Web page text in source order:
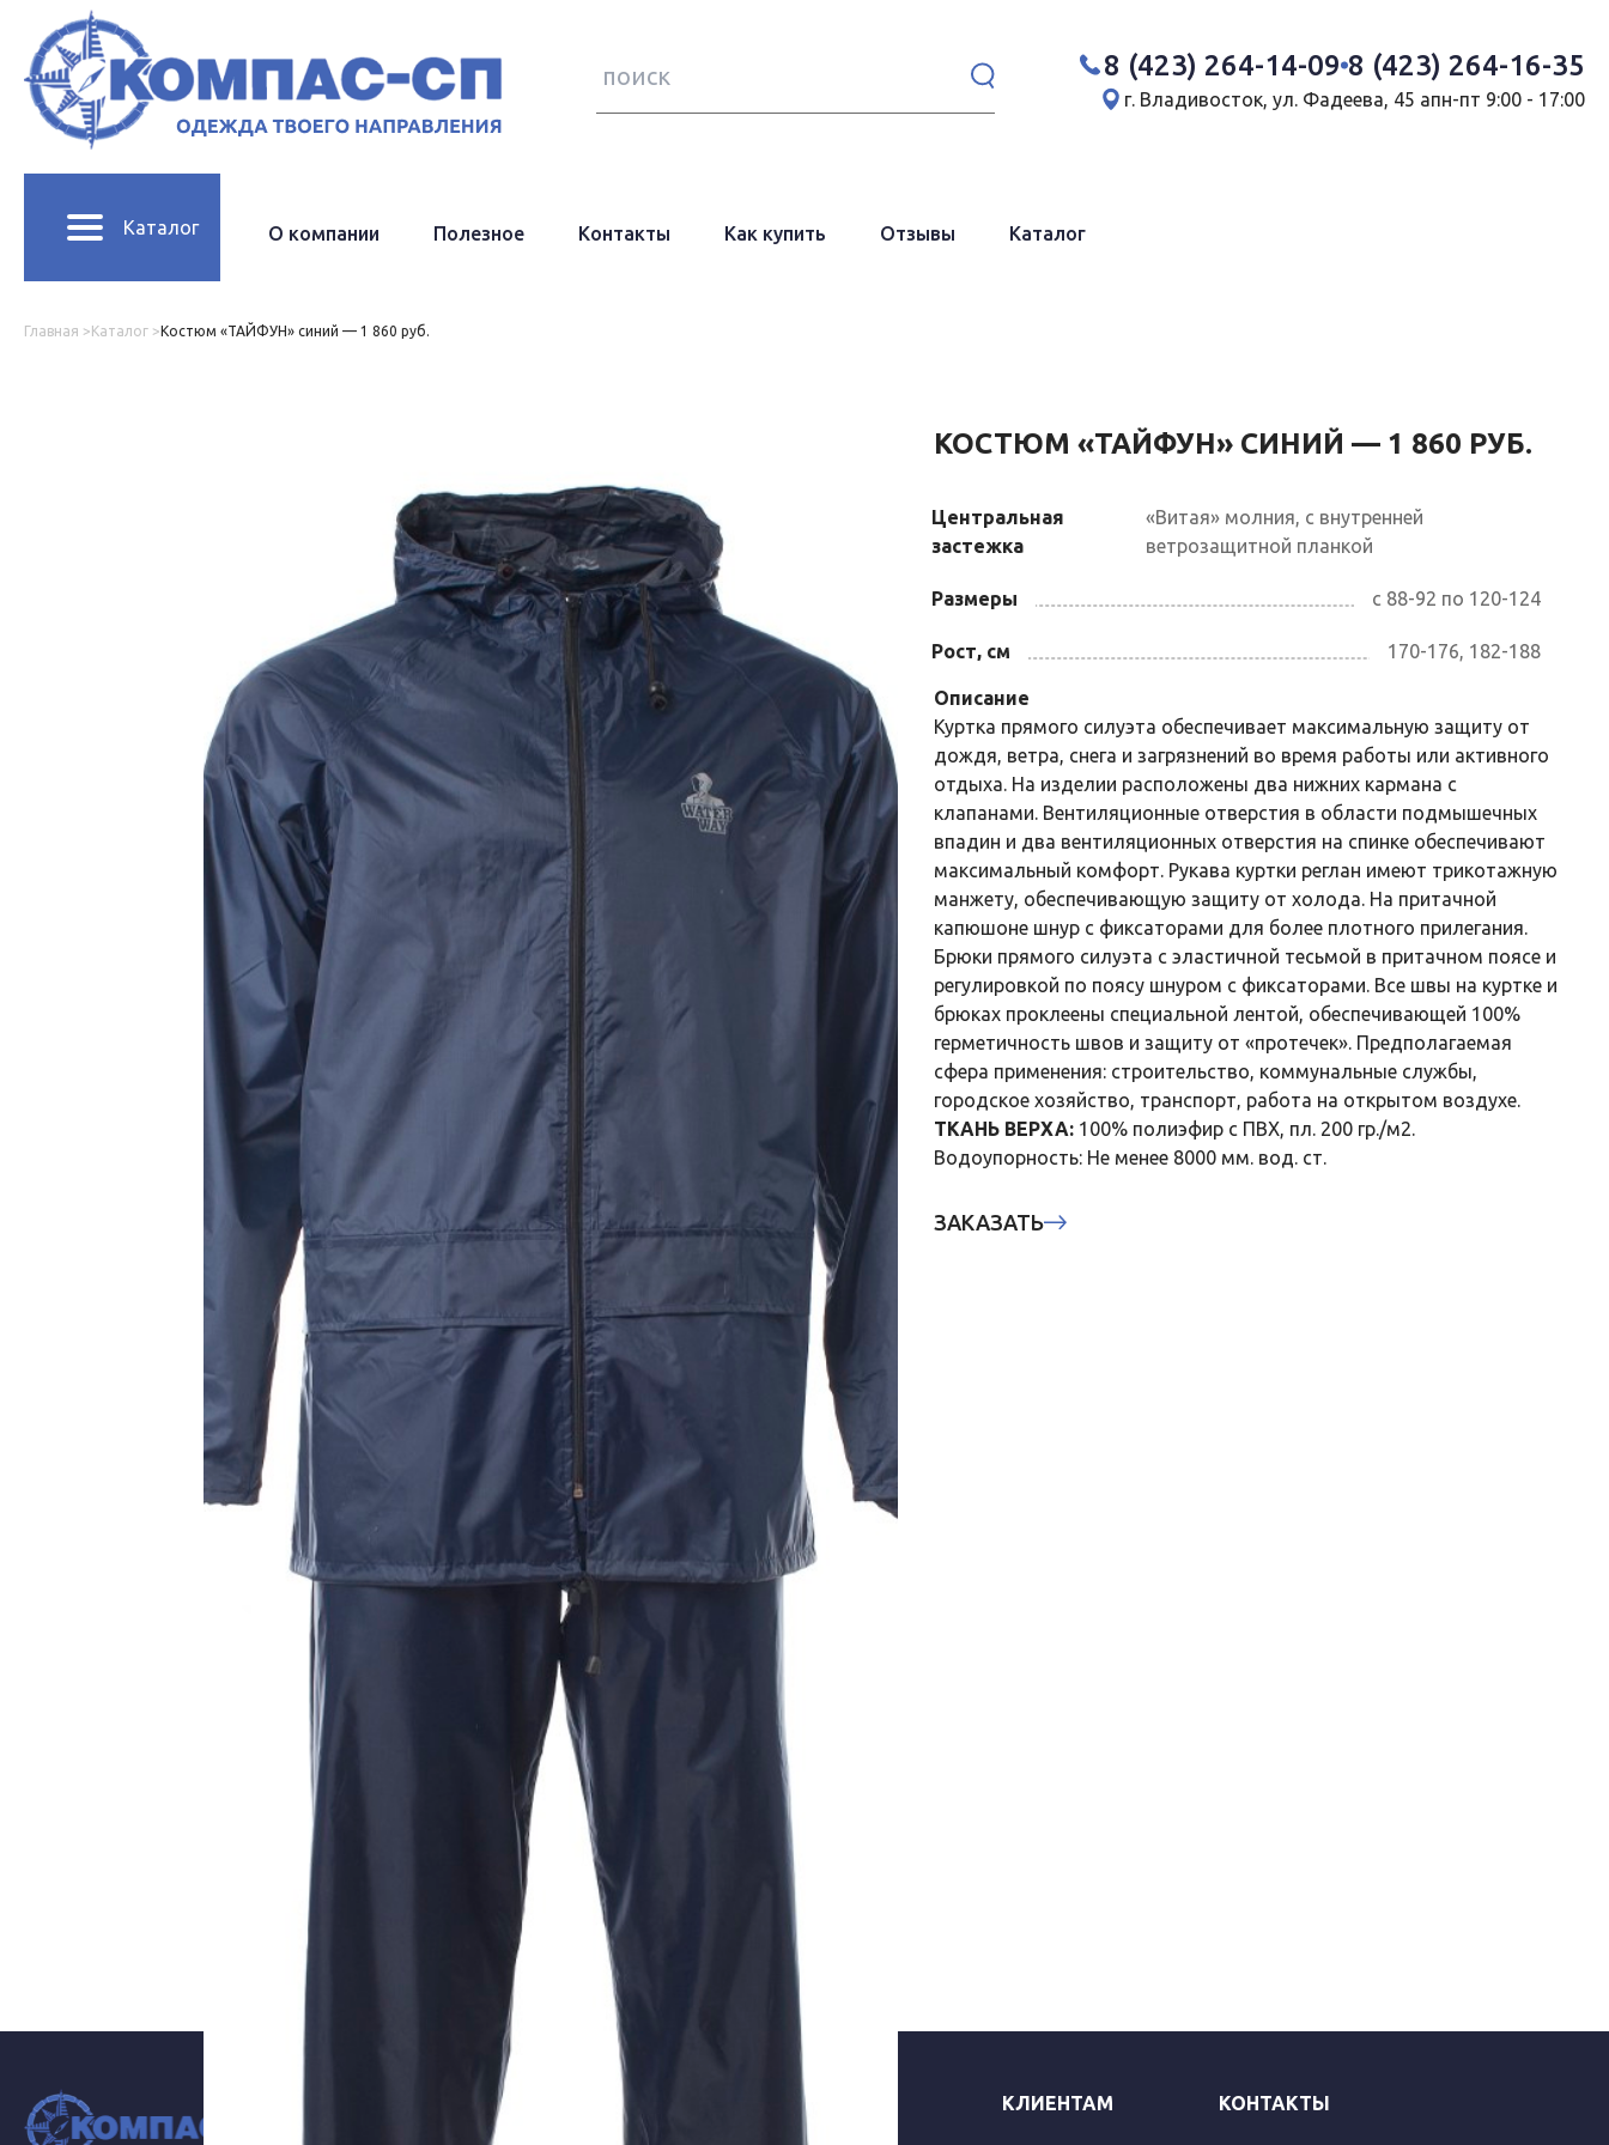
8 (423) 264-14-09 8 (423) 264-16-35
г. Владивосток, ул. Фадеева, 45 апн-пт 9:00 - 17:00
Каталог О компании Полезное Контакты Как купить Отзывы Каталог
Главная >Каталог >Костюм «ТАЙФУН» синий — 1 860 руб.
КОСТЮМ «ТАЙФУН» СИНИЙ — 1 860 РУБ.
Центральная
застежка
«Витая» молния, с внутренней
ветрозащитной планкой
Размеры с 88-92 по 120-124
Рост, см 170-176, 182-188
Описание
Куртка прямого силуэта обеспечивает максимальную защиту от
дождя, ветра, снега и загрязнений во время работы или активного
отдыха. На изделии расположены два нижних кармана с
клапанами. Вентиляционные отверстия в области подмышечных
впадин и два вентиляционных отверстия на спинке обеспечивают
максимальный комфорт. Рукава куртки реглан имеют трикотажную
манжету, обеспечивающую защиту от холода. На притачной
капюшоне шнур с фиксаторами для более плотного прилегания.
Брюки прямого силуэта с эластичной тесьмой в притачном поясе и
регулировкой по поясу шнуром с фиксаторами. Все швы на куртке и
брюках проклеены специальной лентой, обеспечивающей 100%
герметичность швов и защиту от «протечек». Предполагаемая
сфера применения: строительство, коммунальные службы,
городское хозяйство, транспорт, работа на открытом воздухе.
ТКАНЬ ВЕРХА: 100% полиэфир с ПВХ, пл. 200 гр./м2.
Водоупорность: Не менее 8000 мм. вод. ст.
ЗАКАЗАТЬ
КЛИЕНТАМ КОНТАКТЫ